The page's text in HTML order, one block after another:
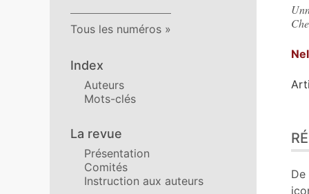
Tous les numéros
Index
Auteurs
Mots-clés
La revue
Présentation
Comités
Instruction aux auteurs
De